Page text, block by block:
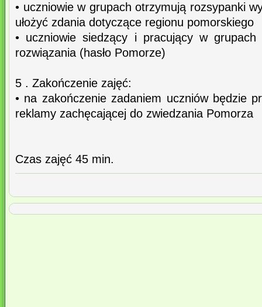
• uczniowie w grupach otrzymują rozsypanki
ułożyć zdania dotyczące regionu pomorskiego
• uczniowie siedzący i pracujący w
rozwiązania (hasło Pomorze)
5 . Zakończenie zajęć:
• na zakończenie zadaniem uczniów będzie
reklamy zachęcającej do zwiedzania Pomorza
Czas zajęć 45 min.